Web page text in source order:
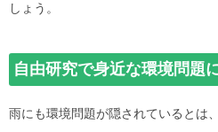
しょう。
自由研究で身近な環境問題
雨にも環境問題が隠されているとは